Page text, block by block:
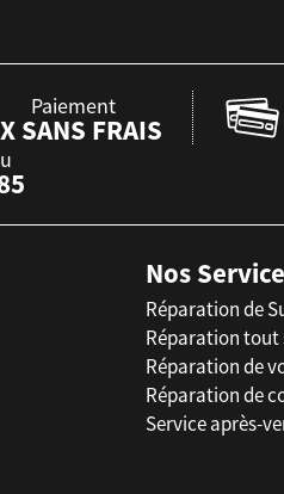
Paiement
SANS FRAIS
Nos
Réparation de
Réparation tout
Réparation de
Réparation de
Service après-